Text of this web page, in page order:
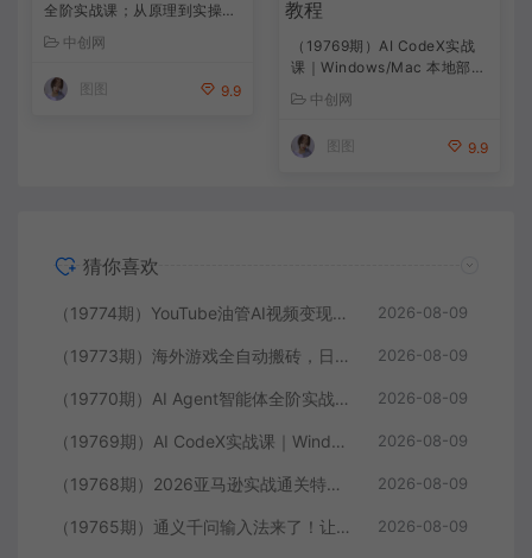
全阶实战课；从原理到实操全
程手把手，无需编程基础也能
搭建自动运行的智能体
中创网
9.9
（19769期）AI CodeX实战
课｜Windows/Mac 本地部署
｜API 对接调通｜Skill 自制
｜漫剧剪辑｜网站 VR 项目｜
AI项目落地全教程
中创网
9.9
猜你喜欢
（19774期）YouTube油管AI视频变现教程-更新：账号搭建×AI成片×去重限流解决方案×YPP变现×AI真人生成×人物一致性 2026-08-09
（19773期）海外游戏全自动搬砖，日入1000+，全天无人值守，绿色稳定！ 2026-08-09
（19770期）AI Agent智能体全阶实战课；从原理到实操全程手把手，无需编程基础也能搭建自动运行的智能体 2026-08-09
（19769期）AI CodeX实战课｜Windows/Mac 本地部署｜API 对接调通｜Skill 自制｜漫剧剪辑｜网站 VR 项目｜AI项目落地全教程 2026-08-09
（19768期）2026亚马逊实战通关特训营-2026更新，多维选品+渐进式打法+AI应用，从0到1打造盈利店铺 2026-08-09
（19765期）通义千问输入法来了！让文字输入变得如此简单，最快 300 字/分，AI 自动润色，说话秒变工整文字 2026-08-09